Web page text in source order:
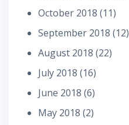
October 2018 (11)
September 2018 (12)
August 2018 (22)
July 2018 (16)
June 2018 (6)
May 2018 (2)